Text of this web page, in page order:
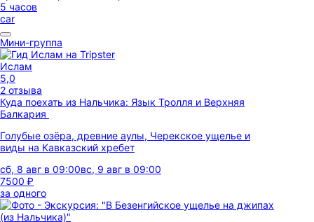
5 часов
car
Мини-группа
Ислам
5,0
2 отзыва
Куда поехать из Нальчика: Язык Тролля и Верхняя
Балкария
Голубые озёра, древние аулы, Черекское ущелье и
виды на Кавказский хребет
сб, 8 авг в 09:00вс, 9 авг в 09:00
7500 ₽
за одного